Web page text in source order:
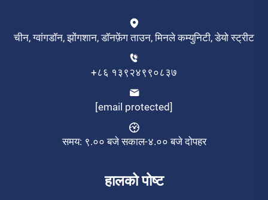
चीन, ग्वांगडॉन, झोंगशान, डॉनफ़ेंग ताउन, मिनले कम्युनिटी, डेयो स्ट्रीट
+८६ १३९२४९९०८३७
[email protected]
समय: ९.०० बजे सकाल-४.०० बजे दोपहर
हालको पोष्ट